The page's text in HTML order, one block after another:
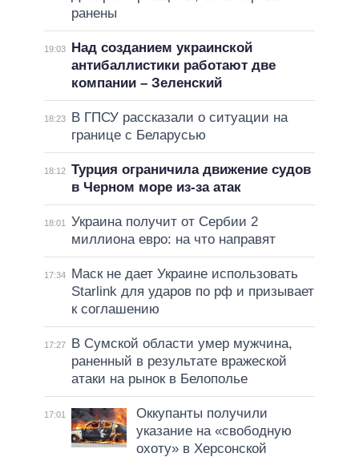
ранены
19:03
Над созданием украинской
антибаллистики работают две
компании – Зеленский
18:23
В ГПСУ рассказали о ситуации на
границе с Беларусью
18:12 Турция ограничила движение судов
в Черном море из-за атак
18:01
Украина получит от Сербии 2
миллиона евро: на что направят
17:34
Маск не дает Украине использовать
Starlink для ударов по рф и призывает
к соглашению
17:27
В Сумской области умер мужчина,
раненный в результате вражеской
атаки на рынок в Белополье
17:01
Оккупанты получили
указание на «свободную
охоту» в Херсонской